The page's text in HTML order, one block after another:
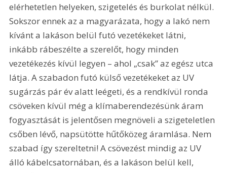
elérhetetlen helyeken, szigetelés és burkolat nélkül.
Sokszor ennek az a magyarázata, hogy a lakó nem
kívánt a lakáson belül futó vezetékeket látni,
inkább rábeszélte a szerelőt, hogy minden
vezetékezés kívül legyen – ahol „csak” az egész utca
látja. A szabadon futó külső vezetékeket az UV
sugárzás pár év alatt leégeti, és a rendkívül ronda
csöveken kívül még a klímaberendezésünk áram
fogyasztását is jelentősen megnöveli a szigeteletlen
csőben lévő, napsütötte hűtőközeg áramlása. Nem
szabad így szereltetni! A csövezést mindig az UV
álló kábelcsatornában, és a lakáson belül kell,